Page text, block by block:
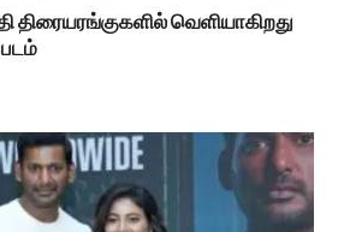
வெளியாகிறது